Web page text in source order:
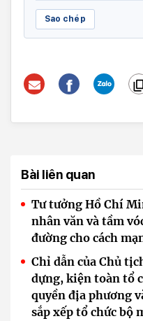
Sao chép
Bài liên quan
Tư tưởng Hồ Chí
nhân văn và tầm
đường cho cách
Chỉ dẫn của Chủ
dựng, kiện toàn tổ
quyền địa phương
sắp xếp tổ chức bộ